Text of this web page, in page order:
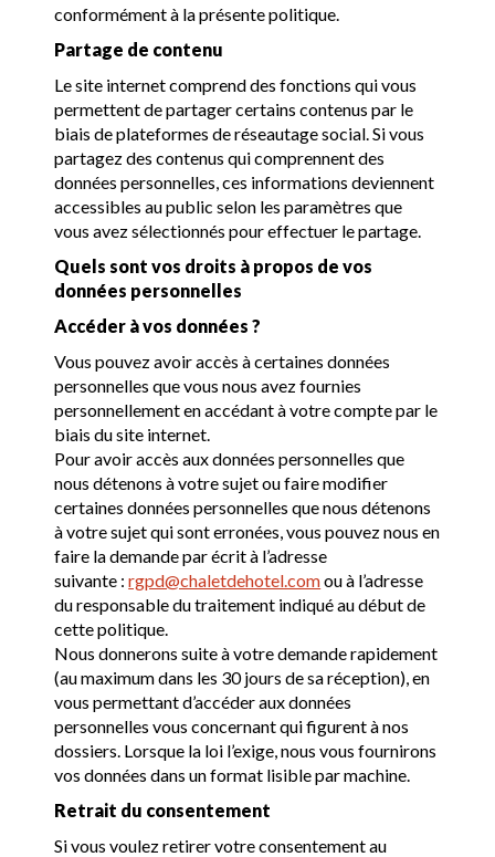
conformément à la présente politique.
Partage de contenu
Le site internet comprend des fonctions qui vous
permettent de partager certains contenus par le
biais de plateformes de réseautage social. Si vous
partagez des contenus qui comprennent des
données personnelles, ces informations deviennent
accessibles au public selon les paramètres que
vous avez sélectionnés pour effectuer le partage.
Quels sont vos droits à propos de vos
données personnelles
Accéder à vos données ?
Vous pouvez avoir accès à certaines données
personnelles que vous nous avez fournies
personnellement en accédant à votre compte par le
biais du site internet.
Pour avoir accès aux données personnelles que
nous détenons à votre sujet ou faire modifier
certaines données personnelles que nous détenons
à votre sujet qui sont erronées, vous pouvez nous en
faire la demande par écrit à l’adresse
suivante :rgpd@chaletdehotel.comou à l’adresse
du responsable du traitement indiqué au début de
cette politique.
Nous donnerons suite à votre demande rapidement
(au maximum dans les 30 jours de sa réception), en
vous permettant d’accéder aux données
personnelles vous concernant qui figurent à nos
dossiers. Lorsque la loi l’exige, nous vous fournirons
vos données dans un format lisible par machine.
Retrait du consentement
Si vous voulez retirer votre consentement au